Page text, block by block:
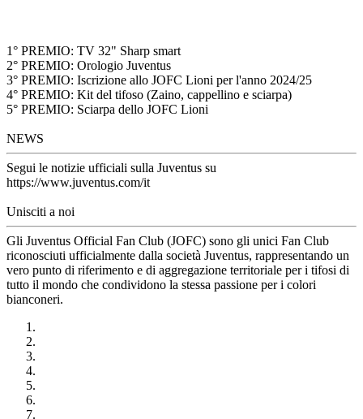
1° PREMIO: TV 32" Sharp smart
2° PREMIO: Orologio Juventus
3° PREMIO: Iscrizione allo JOFC Lioni per l'anno 2024/25
4° PREMIO: Kit del tifoso (Zaino, cappellino e sciarpa)
5° PREMIO: Sciarpa dello JOFC Lioni
NEWS
Segui le notizie ufficiali sulla Juventus su
https://www.juventus.com/it
Unisciti a noi
Gli Juventus Official Fan Club (JOFC) sono gli unici Fan Club
riconosciuti ufficialmente dalla società Juventus, rappresentando un
vero punto di riferimento e di aggregazione territoriale per i tifosi di
tutto il mondo che condividono la stessa passione per i colori
bianconeri.